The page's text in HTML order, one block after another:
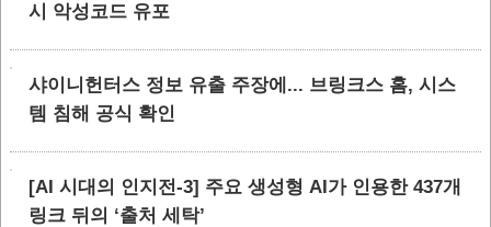
시 악성코드 유포
샤이니헌터스 정보 유출 주장에... 브링크스 홈, 시스
템 침해 공식 확인
[AI 시대의 인지전-3] 주요 생성형 AI가 인용한 437개
링크 뒤의 ‘출처 세탁’